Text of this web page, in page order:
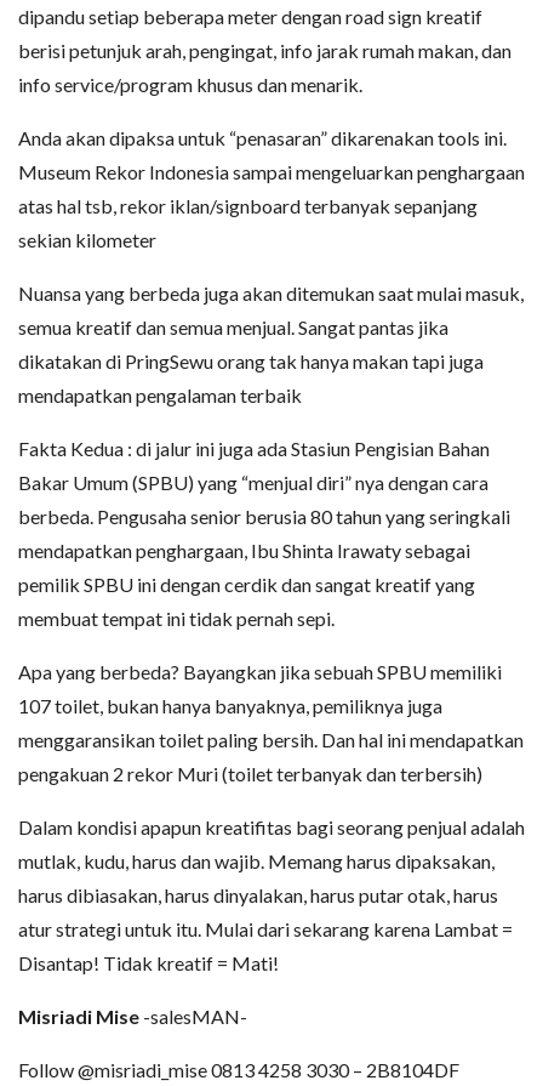
dipandu setiap beberapa meter dengan road sign kreatif
berisi petunjuk arah, pengingat, info jarak rumah makan, dan
info service/program khusus dan menarik.
Anda akan dipaksa untuk “penasaran” dikarenakan tools ini.
Museum Rekor Indonesia sampai mengeluarkan penghargaan
atas hal tsb, rekor iklan/signboard terbanyak sepanjang
sekian kilometer
Nuansa yang berbeda juga akan ditemukan saat mulai masuk,
semua kreatif dan semua menjual. Sangat pantas jika
dikatakan di PringSewu orang tak hanya makan tapi juga
mendapatkan pengalaman terbaik
Fakta Kedua : di jalur ini juga ada Stasiun Pengisian Bahan
Bakar Umum (SPBU) yang “menjual diri” nya dengan cara
berbeda. Pengusaha senior berusia 80 tahun yang seringkali
mendapatkan penghargaan, Ibu Shinta Irawaty sebagai
pemilik SPBU ini dengan cerdik dan sangat kreatif yang
membuat tempat ini tidak pernah sepi.
Apa yang berbeda? Bayangkan jika sebuah SPBU memiliki
107 toilet, bukan hanya banyaknya, pemiliknya juga
menggaransikan toilet paling bersih. Dan hal ini mendapatkan
pengakuan 2 rekor Muri (toilet terbanyak dan terbersih)
Dalam kondisi apapun kreatifitas bagi seorang penjual adalah
mutlak, kudu, harus dan wajib. Memang harus dipaksakan,
harus dibiasakan, harus dinyalakan, harus putar otak, harus
atur strategi untuk itu. Mulai dari sekarang karena Lambat =
Disantap! Tidak kreatif = Mati!
Misriadi Mise -salesMAN-
Follow @misriadi_mise 0813 4258 3030 – 2B8104DF